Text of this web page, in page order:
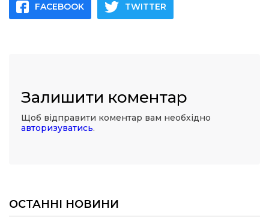
FACEBOOK TWITTER
Залишити коментар
Щоб відправити коментар вам необхідно
авторизуватись.
ОСТАННІ НОВИНИ